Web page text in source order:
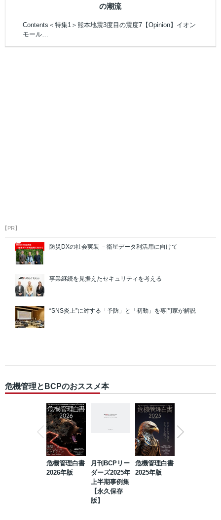
の潮流
Contents＜特集1＞熊本地震3度目の震度7【Opinion】イオン
モール…
【PR】
防災DXの社会実装 －衛星データ利活用に向けて
事業継続を見据えたセキュリティを考える
“SNS炎上”に対する「予防」と「初動」を専門家が解説
危機管理とBCPのおススメ本
危機管理白書
2026年版
月刊BCPリー
ダーズ2025年
上半期事例集
【永久保存
版】
危機管理白書
2025年版